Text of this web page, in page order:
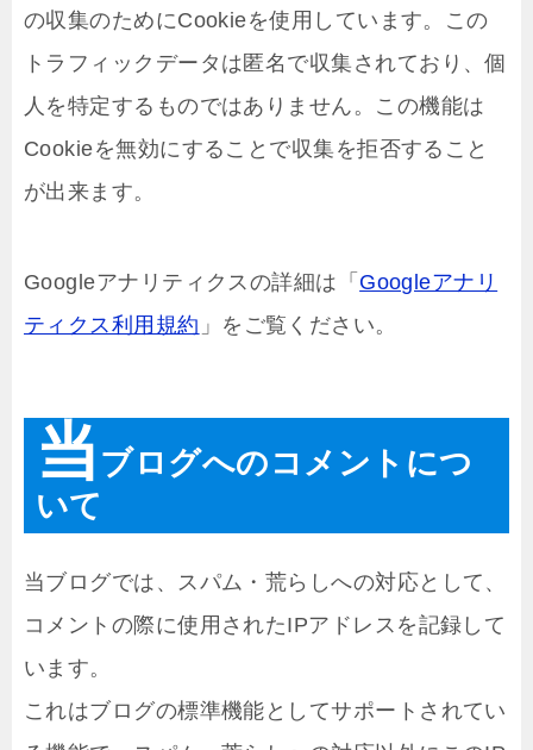
の収集のためにCookieを使用しています。この
トラフィックデータは匿名で収集されており、個
人を特定するものではありません。この機能は
Cookieを無効にすることで収集を拒否すること
が出来ます。
Googleアナリティクスの詳細は「 Googleアナリ
ティクス利用規約 」をご覧ください。
当 ブログへのコメントにつ
いて
当ブログでは、スパム・荒らしへの対応として、
コメントの際に使用されたIPアドレスを記録して
います。
これはブログの標準機能としてサポートされてい